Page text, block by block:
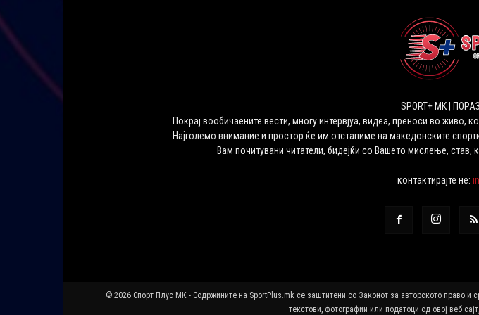
SPORT+ MK |
Покрај вообичаените вести, многу интервјуа, видеа, преноси во живо,
Најголемо внимание и простор ќе им отстапиме на македонските
Вам почитувани читатели, бидејќи со Вашето мислење,
контактирајте не:
© 2026 Спорт Плус МК - Содржините на SportPlus.mk се заштитени со Законот за авторското право и
текстови, фотографии или податоци од овој веб